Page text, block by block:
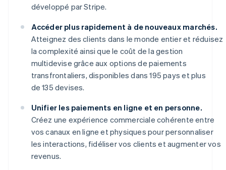
développé par Stripe.
Accéder plus rapidement à de nouveaux marchés.
Atteignez des clients dans le monde entier et réduisez
la complexité ainsi que le coût de la gestion
multidevise grâce aux options de paiements
transfrontaliers, disponibles dans 195 pays et plus
de 135 devises.
Unifier les paiements en ligne et en personne.
Créez une expérience commerciale cohérente entre
vos canaux en ligne et physiques pour personnaliser
les interactions, fidéliser vos clients et augmenter vos
revenus.